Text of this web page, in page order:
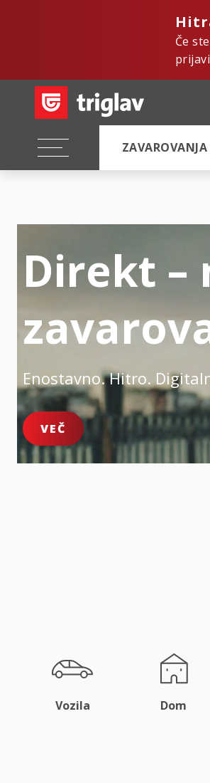
Če
ZAVAROVANJA
Direkt –
Enostavno. Hitro.
VEČ
Vozila Dom